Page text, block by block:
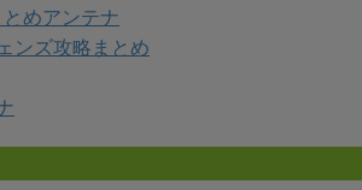
めアンテナ
ンズ攻略まとめ